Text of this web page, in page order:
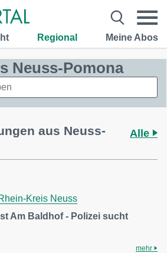
Regional Meine Abos
Neuss-Pomona
aus Neuss-
Alle
Kreis Neuss
Am Baldhof - Polizei sucht
mehr